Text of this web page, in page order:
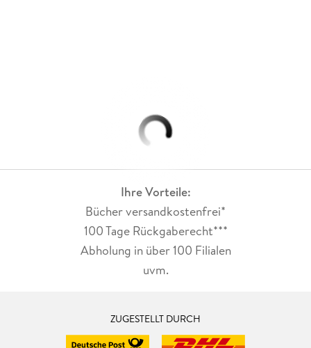
Ihre Vorteile:
Bücher versandkostenfrei*
100 Tage Rückgaberecht***
Abholung in über 100 Filialen
uvm.
ZUGESTELLT DURCH